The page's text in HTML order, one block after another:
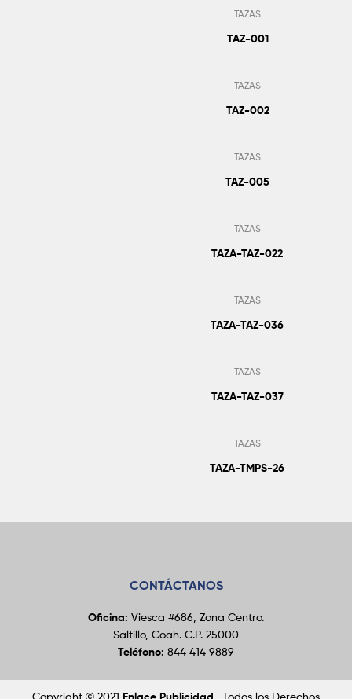
TAZAS
TAZ-001
TAZAS
TAZ-002
TAZAS
TAZ-005
TAZAS
TAZA-TAZ-022
TAZAS
TAZA-TAZ-036
TAZAS
TAZA-TAZ-037
TAZAS
TAZA-TMPS-26
CONTÁCTANOS
Oficina: Viesca #686, Zona Centro.
Saltillo, Coah. C.P. 25000
Teléfono: 844 414 9889